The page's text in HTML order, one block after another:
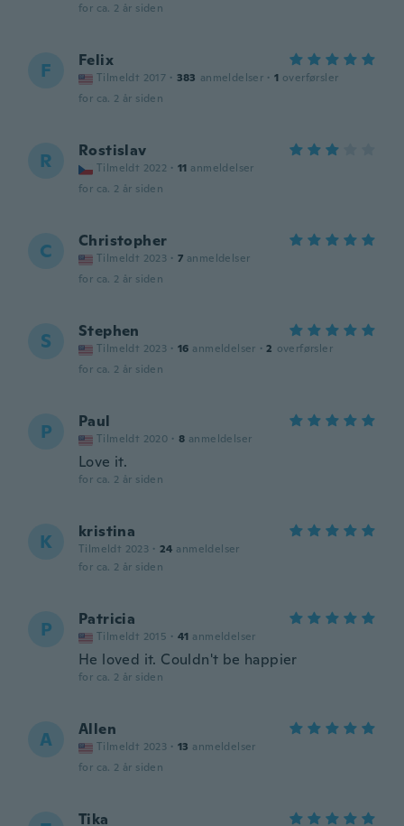
for ca. 2 år siden
F Felix
Tilmeldt 2017 · 383 anmeldelser · 1 overførsler
for ca. 2 år siden
R Rostislav
Tilmeldt 2022 · 11 anmeldelser
for ca. 2 år siden
C Christopher
Tilmeldt 2023 · 7 anmeldelser
for ca. 2 år siden
S Stephen
Tilmeldt 2023 · 16 anmeldelser · 2 overførsler
for ca. 2 år siden
P Paul
Tilmeldt 2020 · 8 anmeldelser
Love it.
for ca. 2 år siden
K kristina
Tilmeldt 2023 · 24 anmeldelser
for ca. 2 år siden
P Patricia
Tilmeldt 2015 · 41 anmeldelser
He loved it. Couldn't be happier
for ca. 2 år siden
A Allen
Tilmeldt 2023 · 13 anmeldelser
for ca. 2 år siden
Tika